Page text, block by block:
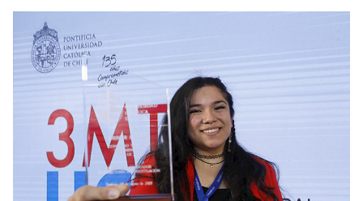
Vecinos
Donaciones launch